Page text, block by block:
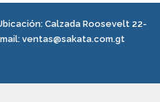
Calzada Roosevelt 22-
ventas@sakata.com.gt